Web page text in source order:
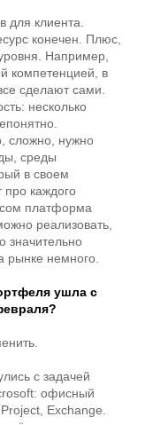
для клиента.
конечен. Плюс,
Например,
компетенцией, в
сделают сами.
несколько
сложно, нужно
среды
в своем
каждого
платформа
реализовать,
значительно
рынке немного.
ушла с
с задачей
офисный
Exchange.